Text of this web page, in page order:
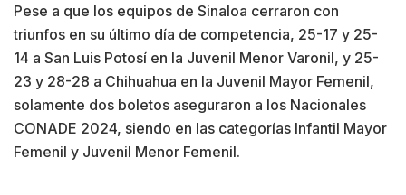
Pese a que los equipos de Sinaloa cerraron con
triunfos en su último día de competencia, 25-17 y 25-
14 a San Luis Potosí en la Juvenil Menor Varonil, y 25-
23 y 28-28 a Chihuahua en la Juvenil Mayor Femenil,
solamente dos boletos aseguraron a los Nacionales
CONADE 2024, siendo en las categorías Infantil Mayor
Femenil y Juvenil Menor Femenil.